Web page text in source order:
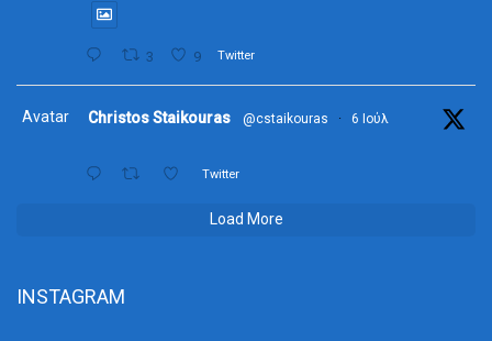
3 9 Twitter
Avatar Christos Staikouras @cstaikouras · 6 Ιούλ
Twitter
Load More
INSTAGRAM